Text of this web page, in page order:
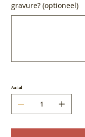
gravure? (optioneel)
Aantal